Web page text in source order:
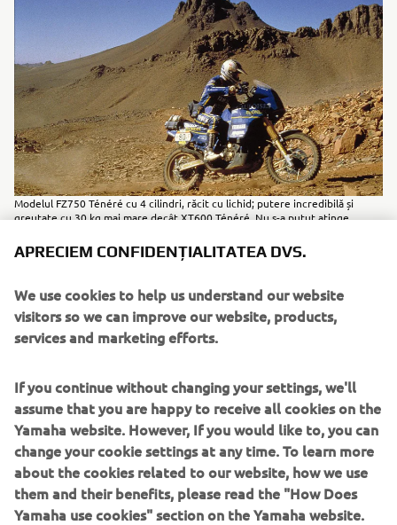
Modelul FZ750 Ténéré cu 4 cilindri, răcit cu lichid; putere incredibilă și
greutate cu 30 kg mai mare decât XT600 Ténéré. Nu s-a putut atinge
1990 - 1999
Informații și imagini sursă:
Spiritul provocării – Șaizeci de ani de succes la curse
APRECIEM CONFIDENȚIALITATEA DVS.
We use cookies to help us understand our website
visitors so we can improve our website, products,
services and marketing efforts.
If you continue without changing your settings, we'll
assume that you are happy to receive all cookies on the
Yamaha website. However, If you would like to, you can
change your cookie settings at any time. To learn more
about the cookies related to our website, how we use
them and their benefits, please read the "How Does
Yamaha use cookies" section on the Yamaha website.